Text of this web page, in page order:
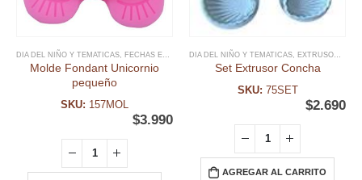
DIA DEL NIÑO Y TEMATICAS, FECHAS ESPECIALES , FONDANT, MOLDE FONDANT,
Molde Fondant Unicornio
pequeño
SKU: 157MOL
$3.990
DIA DEL NIÑO Y TEMATICAS, EXTRUSOR FONDANT
Set Extrusor Concha
SKU: 75SET
$2.690
AGREGAR AL CARRITO